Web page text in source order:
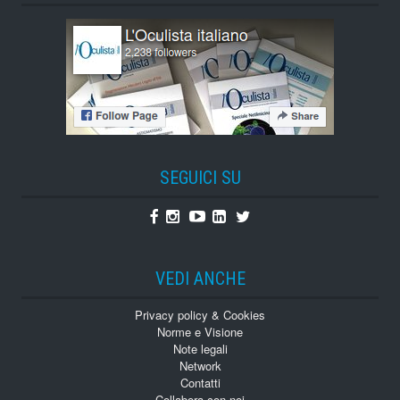
SEGUICI SU
Facebook
Instagram
YoutubeLinkedin
Twitter
VEDI ANCHE
Privacy policy & Cookies
Norme e Visione
Note legali
Network
Contatti